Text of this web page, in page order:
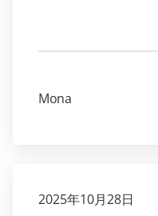
Mona
2025年10月28日